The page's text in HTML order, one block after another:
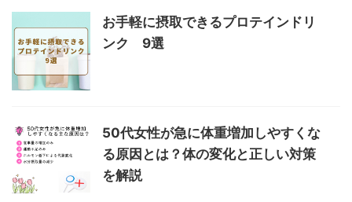
お手軽に摂取できるプロテインドリ
ンク 9選
50代女性が急に体重増加しやすくな
る原因とは？体の変化と正しい対策
を解説